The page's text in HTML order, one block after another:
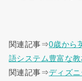
関連記事⇒0歳から
語システム豊富な
関連記事⇒ディズ